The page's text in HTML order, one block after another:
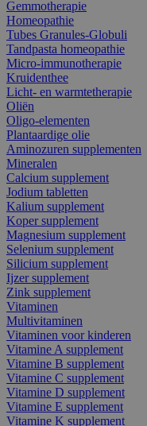
Gemmotherapie
Homeopathie
Tubes Granules-Globuli
Tandpasta homeopathie
Micro-immunotherapie
Kruidenthee
Licht- en warmtetherapie
Oliën
Oligo-elementen
Plantaardige olie
Aminozuren supplementen
Mineralen
Calcium supplement
Jodium tabletten
Kalium supplement
Koper supplement
Magnesium supplement
Selenium supplement
Silicium supplement
Ijzer supplement
Zink supplement
Vitaminen
Multivitaminen
Vitaminen voor kinderen
Vitamine A supplement
Vitamine B supplement
Vitamine C supplement
Vitamine D supplement
Vitamine E supplement
Vitamine K supplement